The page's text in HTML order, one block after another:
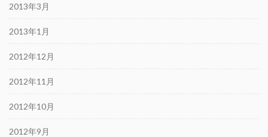
2013年3月
2013年1月
2012年12月
2012年11月
2012年10月
2012年9月